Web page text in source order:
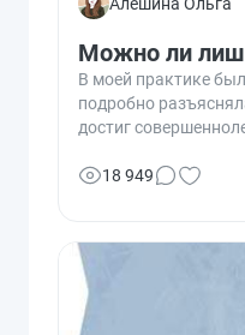
Можно ли
В моей практике
подробно
достиг
18 949